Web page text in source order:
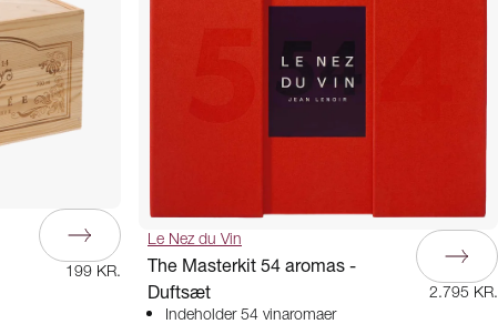
199 KR.
Le Nez du Vin
The Masterkit 54 aromas -
Duftsæt
Indeholder 54 vinaromaer
2.795 KR.